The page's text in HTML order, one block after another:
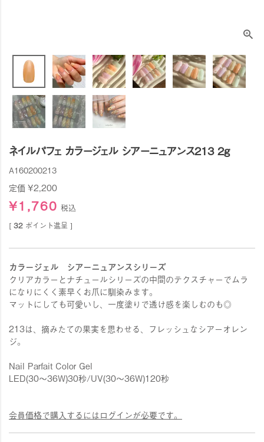
ネイルパフェ カラージェル シアーニュアンス213 2g
A160200213
定価¥2,200
¥1,760 税込
[ 32 ポイント進呈 ]
カラージェル シアーニュアンスシリーズ
クリアカラーとナチュールシリーズの中間のテクスチャーでムラ
になりにくく素早くお爪に馴染みます。
マットにしても可愛いし、一度塗りで透け感を楽しむのも◎
213は、摘みたての果実を思わせる、フレッシュなシアーオレン
ジ。
Nail Parfait Color Gel
LED(30〜36W)30秒/UV(30〜36W)120秒
会員価格で購入するにはログインが必要です。